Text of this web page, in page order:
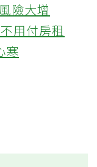
險大增
用付房租
寒